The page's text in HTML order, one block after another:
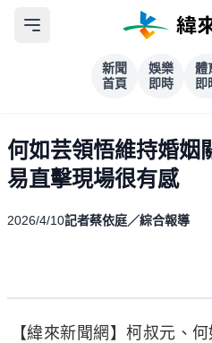
新聞
首頁
娛樂
即時
體
即
何如芸領悟維持婚
易直擊現場很有感
2026/4/10記者蔡依庭／綜合報導
【緯來新聞網】柯叔元、